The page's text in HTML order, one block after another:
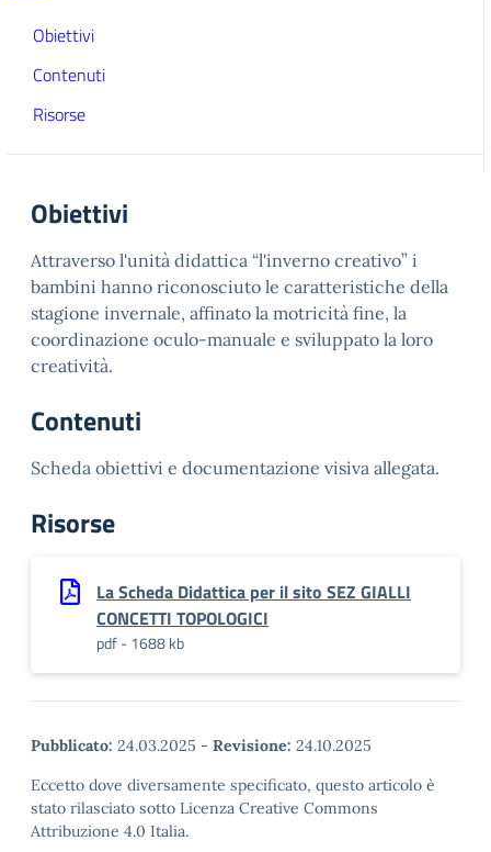
Obiettivi
Contenuti
Risorse
Obiettivi
Attraverso l'unità didattica “l'inverno creativo” i
bambini hanno riconosciuto le caratteristiche della
stagione invernale, affinato la motricità fine, la
coordinazione oculo-manuale e sviluppato la loro
creatività.
Contenuti
Scheda obiettivi e documentazione visiva allegata.
Risorse
La Scheda Didattica per il sito SEZ GIALLI
CONCETTI TOPOLOGICI
pdf - 1688 kb
Pubblicato: 24.03.2025 - Revisione: 24.10.2025
Eccetto dove diversamente specificato, questo articolo è
stato rilasciato sotto Licenza Creative Commons
Attribuzione 4.0 Italia.